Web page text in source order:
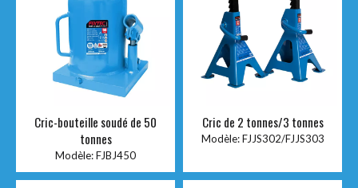
Cric-bouteille soudé de 50
tonnes
Modèle:FJBJ450
Cric de 2 tonnes/3 tonnes
Modèle: FJJS302/FJJS303